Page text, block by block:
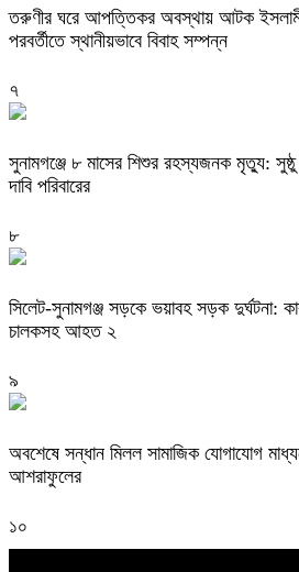
তরুণীর ঘরে আপত্তিকর অবস্থায় আটক
পরবর্তীতে স্থানীয়ভাবে বিবাহ সম্পন্ন
৭
সুনামগঞ্জে ৮ মাসের শিশুর রহস্যজনক মৃত্যু: সুষ্ঠু
দাবি পরিবারের
৮
সিলেট-সুনামগঞ্জ সড়কে ভয়াবহ সড়ক দুর্ঘটনা:
চালকসহ আহত ২
৯
অবশেষে সন্ধান মিলল সামাজিক যোগাযোগ
আশরাফুলের
১০